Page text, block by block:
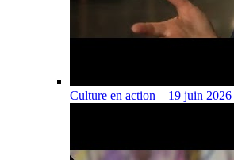
Culture en action – 19 juin 2026